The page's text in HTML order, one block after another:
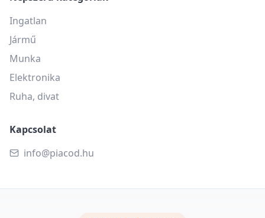
Ingatlan
Jármű
Munka
Elektronika
Ruha, divat
Kapcsolat
info@piacod.hu